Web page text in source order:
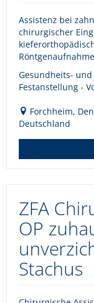
Assistenz bei
chirurgischer
Gesundheits-
Festanstellung -
Forchheim,
Deutschland
ZFA
OP
Stachus